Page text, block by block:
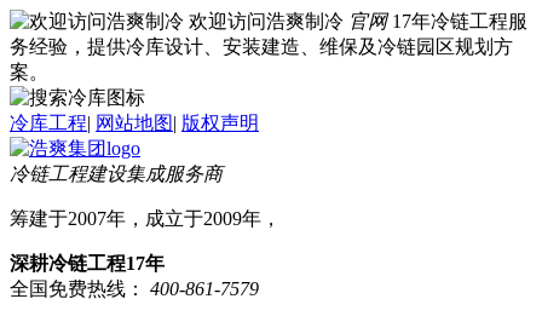
欢迎访问浩爽制冷 官网 17年冷链工程服
务经验，提供冷库设计、安装建造、维保及冷链园区规划方
案。
冷库工程| 网站地图| 版权声明
冷链工程建设集成服务商
筹建于2007年，成立于2009年，
深耕冷链工程17年
全国免费热线：
400-861-7579